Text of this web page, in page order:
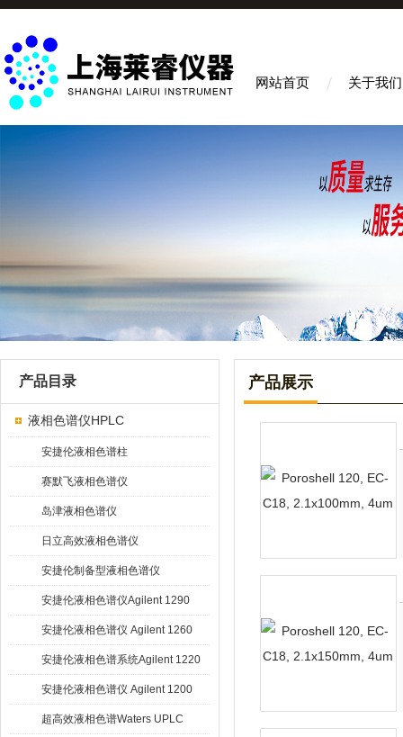
网站首页 关于我们
产品目录
液相色谱仪HPLC
安捷伦液相色谱柱
赛默飞液相色谱仪
岛津液相色谱仪
日立高效液相色谱仪
安捷伦制备型液相色谱仪
安捷伦液相色谱仪Agilent 1290
Infinity
安捷伦液相色谱仪 Agilent 1260
Infinity
安捷伦液相色谱系统Agilent 1220
Infinity
安捷伦液相色谱仪 Agilent 1200
超高效液相色谱Waters UPLC
产品展示